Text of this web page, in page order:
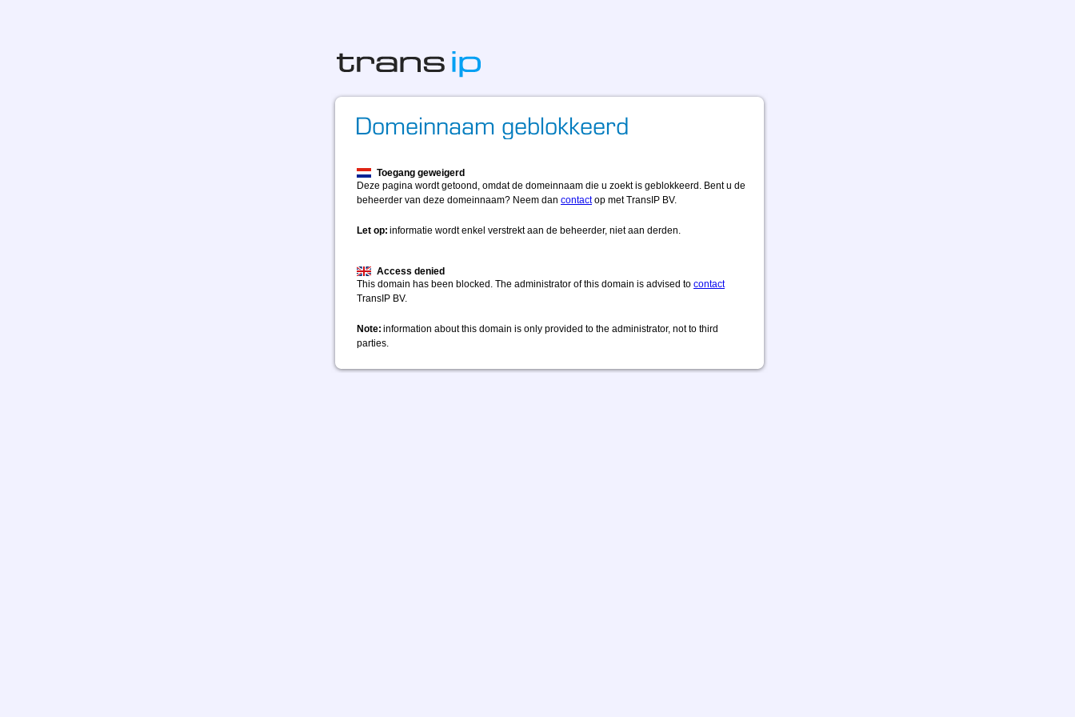
Toegang geweigerd
Deze pagina wordt getoond, omdat de domeinnaam die u zoekt is geblokkeerd. Bent u de
beheerder van deze domeinnaam? Neem dan contactop met TransIP BV.
Let op: informatie wordt enkel verstrekt aan de beheerder, niet aan derden.
Access denied
This domain has been blocked. The administrator of this domain is advised to contact
TransIP BV.
Note: information about this domain is only provided to the administrator, not to third
parties.